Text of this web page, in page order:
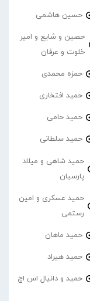
حسین هاشمی
حصین و شایع و امیر
خلوت و عرفان
حمزه محمدی
حمید افتخاری
حمید حامی
حمید سلطانی
حمید شاهی و میلاد
پارسیان
حمید عسکری و امین
رستمی
حمید ماهان
حمید هیراد
حمید و دانیال اس اچ